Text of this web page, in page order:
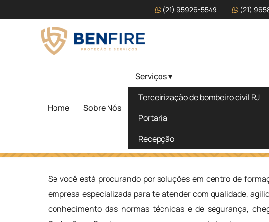
(21) 95926-5549 (21)
Home Sobre Nós
Serviços ▾
Terceirização de bombeiro civil RJ
Portaria
Recepção
Centro de Formação
Bombeiro Civil em Sorocaba -
Centro de Formação Profissional de Bombeiro
Se você está procurando por soluções em centro de
empresa especializada para te atender com qualidade,
conhecimento das normas técnicas e de segurança,